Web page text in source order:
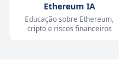
Ethereum IA
Educação sobre Ethereum,
cripto e riscos financeiros